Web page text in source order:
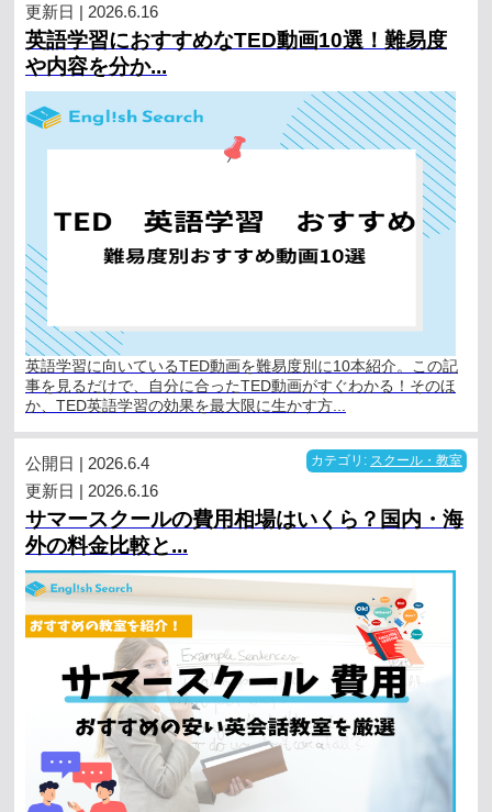
更新日 | 2026.6.16
英語学習におすすめなTED動画10選！難易度
や内容を分か...
英語学習に向いているTED動画を難易度別に10本紹介。この記
事を見るだけで、自分に合ったTED動画がすぐわかる！そのほ
か、TED英語学習の効果を最大限に生かす方...
公開日 | 2026.6.4
更新日 | 2026.6.16
カテゴリ: スクール・教室
サマースクールの費用相場はいくら？国内・海
外の料金比較と...